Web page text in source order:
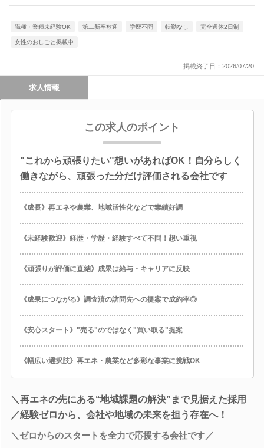
職種・業種未経験OK 第二新卒歓迎 学歴不問 転勤なし 完全週休2日制
女性のおしごと掲載中
掲載終了日：2026/07/20
求人情報
この求人のポイント
"これから頑張りたい"想いがあればOK！自分らしく
働きながら、頑張った分だけ評価される会社です
《成長》再エネや農業、地域活性化などで業績好調
《未経験歓迎》経歴・学歴・経験すべて不問！想い重視
《頑張りが評価に直結》成果は給与・キャリアに反映
《成果につながる》調査済の訪問先への提案で成約率◎
《安心スタート》"売る"のではなく"買い取る"提案
《幅広い選択肢》再エネ・農業など多彩な事業に挑戦OK
＼再エネの先にある“地域課題の解決”まで見据えた採用
／経験ゼロから、会社や地域の未来を担う存在へ！
＼ゼロからのスタートを全力で応援する会社です／